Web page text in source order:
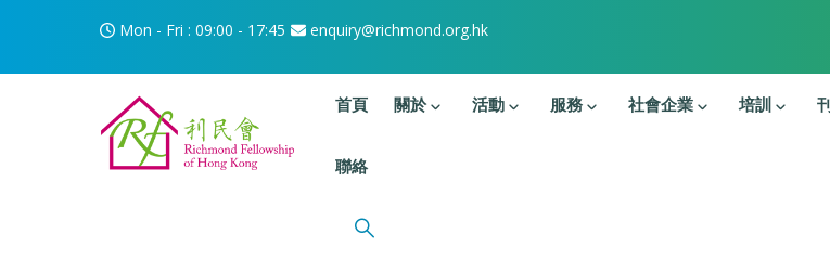
Mon - Fri : 09:00 - 17:45 enquiry@richmond.org.hk
主選單
首頁 關於 活動 服務 社會企業 培訓
聯絡